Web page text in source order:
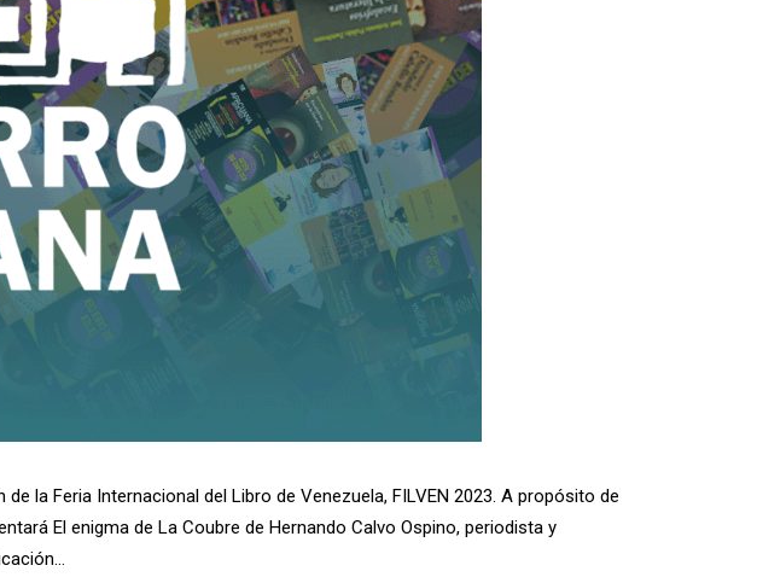
la Feria Internacional del Libro de Venezuela, FILVEN 2023. A propósito de
El enigma de La Coubre de Hernando Calvo Ospino, periodista y